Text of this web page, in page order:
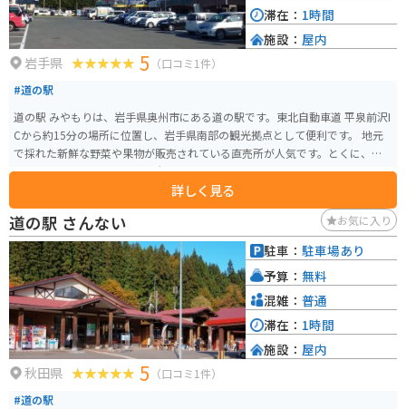
岩手県 5 （口コミ1件）
#道の駅
道の駅 みやもりは、岩手県奥州市にある道の駅です。東北自動車道 平泉前沢I
Cから約15分の場所に位置し、岩手県南部の観光拠点として便利です。 地元
で採れた新鮮な野菜や果物が販売されている直売所が人気です。とくに、江
刺りんごやひとめぼれなど、岩手県を代表する農産物は見逃せません。 レス
トランでは、地元食材をふんだんに使った料理を楽しむことができます。お
すすめは、前沢牛を使った牛丼や、江刺りんごを使ったアップルパイです。
バイクで訪れる際には、道の駅 みやもりは広々とした駐車場があるので安心
です。周辺には、世界遺産の平泉や、温泉地として知られる花巻温泉郷など、
観光スポットも豊富です。 道の駅 みやもりは、地元の特産品を味わうことが
でき、観光の拠点としても最適な場所です。
詳しく見る
滞在： 1時間
施設： 屋内
道の駅 さんない お気に入り
秋田県 5 （口コミ1件）
#道の駅
駐車： 駐車場あり
予算： 無料
混雑： 普通
滞在： 1時間
施設： 屋内